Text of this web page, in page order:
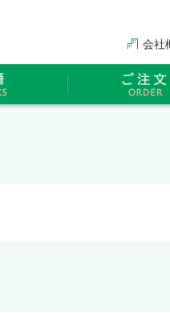
会社